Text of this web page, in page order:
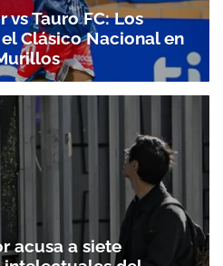
vs Tauro FC: Los
Clásico Nacional en
acusa a siete